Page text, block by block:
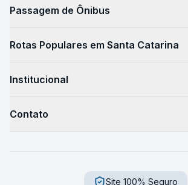
Passagem de Ônibus
Horário de Ônibus
Destinos
Como Chegar
Serviços a Bordo
Rotas Populares em Santa Catarina
Florianópolis → Porto Alegre
Institucional
Contato
Site 100% Seguro